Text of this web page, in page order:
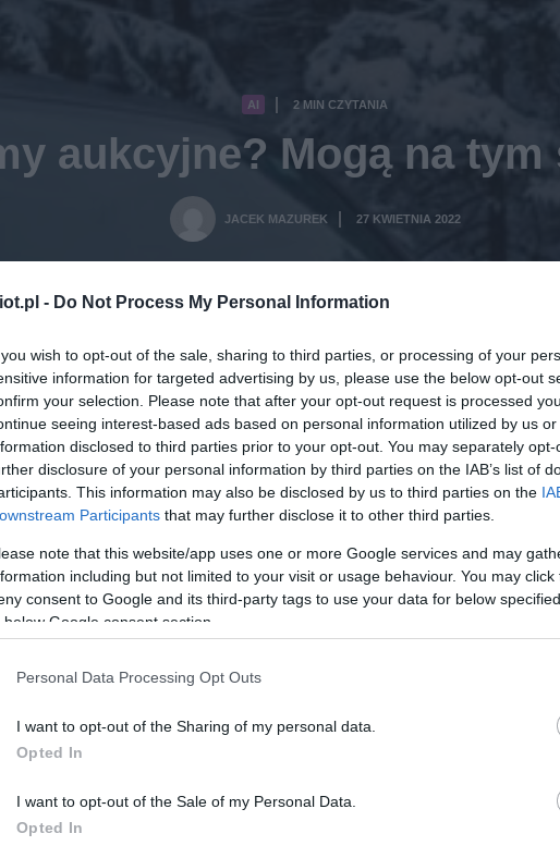
- Do Not Process My Personal Information
wish to opt-out of the sale, sharing to third parties, or processing of your
information for targeted advertising by us, please use the below opt-out
your selection. Please note that after your opt-out request is processed
seeing interest-based ads based on personal information utilized by us
disclosed to third parties prior to your opt-out. You may separately
disclosure of your personal information by third parties on the IAB’s list of
This information may also be disclosed by us to third parties on the
Participants that may further disclose it to other third parties.
note that this website/app uses one or more Google services and may
including but not limited to your visit or usage behaviour. You may
consent to Google and its third-party tags to use your data for below
below Google consent section.
Personal Data Processing Opt Outs
I want to opt-out of the Sharing of my personal data.
Opted In
I want to opt-out of the Sale of my Personal Data.
Opted In
AI 2 MIN CZYTANIA
aukcyjne? Mogą na
JACEK MAZUREK 27 KWIETNIA 2022